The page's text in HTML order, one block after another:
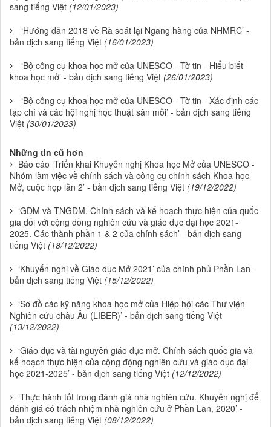
sang tiếng Việt (12/01/2023)
‘Hướng dẫn 2018 về Rà soát lại Ngang hàng của NHMRC’ -
bản dịch sang tiếng Việt (16/01/2023)
‘Bộ công cụ khoa học mở của UNESCO - Tờ tin - Hiểu biết
khoa học mở’ - bản dịch sang tiếng Việt (26/01/2023)
‘Bộ công cụ khoa học mở của UNESCO - Tờ tin - Xác định các
tạp chí và các hội nghị học thuật săn mồi’ - bản dịch sang tiếng
Việt (30/01/2023)
Những tin cũ hơn
Báo cáo ‘Triển khai Khuyến nghị Khoa học Mở của UNESCO -
Nhóm làm việc về chính sách và công cụ chính sách Khoa học
Mở, cuộc họp lần 2’ - bản dịch sang tiếng Việt (19/12/2022)
‘GDM và TNGDM. Chính sách và kế hoạch thực hiện của quốc
gia đối với cộng đồng nghiên cứu và giáo dục đại học 2021-
2025. Các thành phần 1 & 2 của chính sách’ - bản dịch sang
tiếng Việt (18/12/2022)
‘Khuyến nghị về Giáo dục Mở 2021’ của chính phủ Phần Lan -
bản dịch sang tiếng Việt (15/12/2022)
‘Sơ đồ các kỹ năng khoa học mở của Hiệp hội các Thư viện
Nghiên cứu châu Âu (LIBER)’ - bản dịch sang tiếng Việt
(13/12/2022)
‘Giáo dục và tài nguyên giáo dục mở. Chính sách quốc gia và
kế hoạch thực hiện của cộng động nghiên cứu và giáo dục đại
học 2021-2025’ - bản dịch sang tiếng Việt (12/12/2022)
‘Thực hành tốt trong đánh giá nhà nghiên cứu. Khuyến nghị để
đánh giá có trách nhiệm nhà nghiên cứu ở Phần Lan, 2020’ -
bản dịch sang tiếng Việt (08/12/2022)